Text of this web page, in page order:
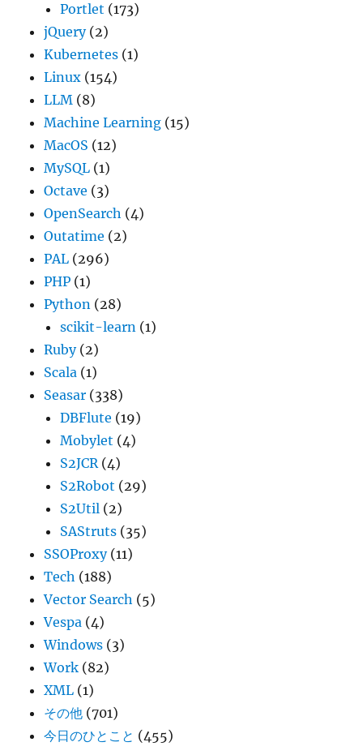
Portlet (173)
jQuery(2)
Kubernetes (1)
Linux (154)
LLM (8)
Machine Learning (15)
MacOS (12)
MySQL (1)
Octave (3)
OpenSearch (4)
Outatime (2)
PAL (296)
PHP (1)
Python (28)
scikit-learn (1)
Ruby(2)
Scala (1)
Seasar (338)
DBFlute (19)
Mobylet (4)
S2JCR(4)
S2Robot (29)
S2Util (2)
SAStruts (35)
SSOProxy(11)
Tech (188)
Vector Search (5)
Vespa (4)
Windows (3)
Work (82)
XML (1)
その他 (701)
今日のひとこと (455)